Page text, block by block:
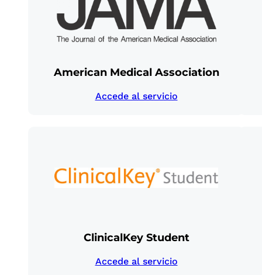
American Medical Association
Accede al servicio
ClinicalKey Student
Accede al servicio